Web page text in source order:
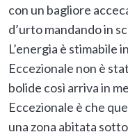
con un bagliore
d’urto mandando in
L’energia è stimabile
Eccezionale non è
bolide così arriva in
Eccezionale è che
una zona abitata